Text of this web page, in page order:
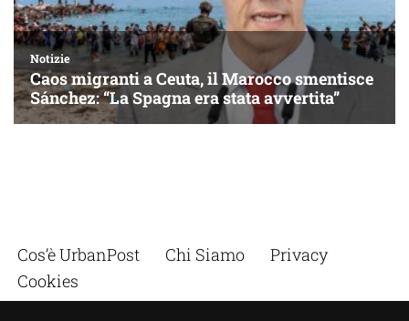
Cos’è UrbanPost Chi Siamo
Privacy
Cookies